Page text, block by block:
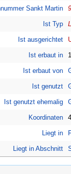
Sankt Martin
Ist Typ
Ist ausgerichtet
Ist erbaut in
Ist erbaut von
Ist genutzt
Ist genutzt ehemalig
Koordinaten
Liegt in
Liegt in Abschnitt